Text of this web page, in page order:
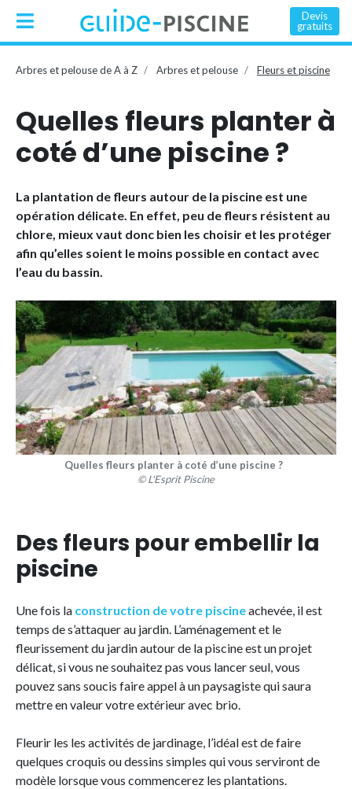
Devis
gratuits
Arbres et pelouse de A à Z Arbres et pelouse Fleurs et piscine
Quelles fleurs planter à
coté d’une piscine ?
La plantation de fleurs autour de la piscine est une
opération délicate. En effet, peu de fleurs résistent au
chlore, mieux vaut donc bien les choisir et les protéger
afin qu’elles soient le moins possible en contact avec
l’eau du bassin.
Quelles fleurs planter à coté d’une piscine ?
© L'Esprit Piscine
Des fleurs pour embellir la
piscine
Une fois la construction de votre piscineachevée, il est
temps de s’attaquer au jardin. L’aménagement et le
fleurissement du jardin autour de la piscine est un projet
délicat, si vous ne souhaitez pas vous lancer seul, vous
pouvez sans soucis faire appel à un paysagiste qui saura
mettre en valeur votre extérieur avec brio.
Fleurir les les activités de jardinage, l’idéal est de faire
quelques croquis ou dessins simples qui vous serviront de
modèle lorsque vous commencerez les plantations.